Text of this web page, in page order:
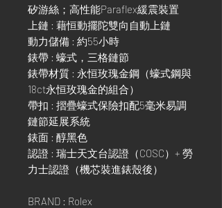
矽游絲；高性能Paraflex緩震裝置
上鏈 : 藉恒動擺陀雙向自動上鏈
動力儲備 : 約55小時
錶帶 : 蠔式，三格鏈節
錶帶材質 : 永恒玫瑰金鋼（蠔式鋼與
18ct永恒玫瑰金的組合）
帶扣 : 摺疊蠔式保險扣配5毫米易調
鏈節延展系統
錶面 : 醇黑色
認證 : 瑞士天文台認證（COSC）+ 勞
力士認證（機芯裝進錶殼後）
BRAND : Rolex